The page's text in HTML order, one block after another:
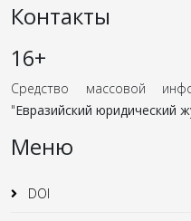
Контакты
16+
Средство массовой
"Евразийский юридический
Меню
DOI